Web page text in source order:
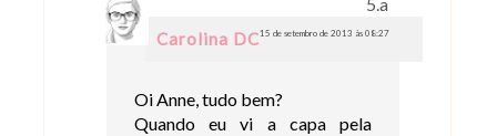
Carolina DC15 de setembro de 2013 às 08:27
Oi Anne, tudo bem?
Quando eu vi a capa pela